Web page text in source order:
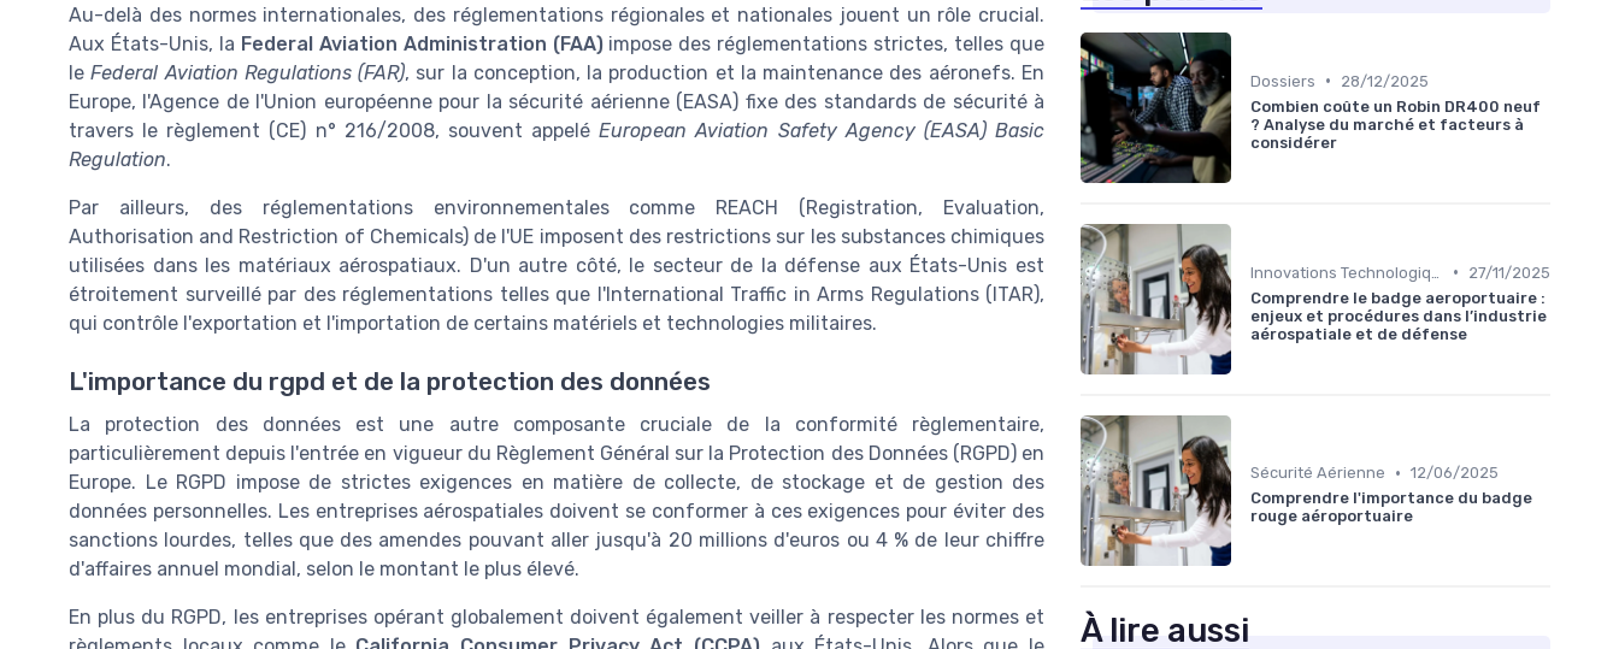
Au-delà des normes internationales, des réglementations régionales et nationales jouent un rôle crucial.
Aux États-Unis, la Federal Aviation Administration (FAA)impose des réglementations strictes, telles que
leFederal Aviation Regulations (FAR), sur la conception, la production et la maintenance des aéronefs. En
Europe, l'Agence de l'Union européenne pour la sécurité aérienne (EASA) fixe des standards de sécurité à
travers le règlement (CE) n° 216/2008, souvent appeléEuropean Aviation Safety Agency (EASA) Basic
Regulation.
Par ailleurs, des réglementations environnementales comme REACH (Registration, Evaluation,
Authorisation and Restriction of Chemicals) de l'UE imposent des restrictions sur les substances chimiques
utilisées dans les matériaux aérospatiaux. D'un autre côté, le secteur de la défense aux États-Unis est
étroitement surveillé par des réglementations telles que l'International Traffic in Arms Regulations (ITAR),
qui contrôle l'exportation et l'importation de certains matériels et technologies militaires.
L'importance du rgpd et de la protection des données
La protection des données est une autre composante cruciale de la conformité règlementaire,
particulièrement depuis l'entrée en vigueur du Règlement Général sur la Protection des Données (RGPD) en
Europe. Le RGPD impose de strictes exigences en matière de collecte, de stockage et de gestion des
données personnelles. Les entreprises aérospatiales doivent se conformer à ces exigences pour éviter des
sanctions lourdes, telles que des amendes pouvant aller jusqu'à 20 millions d'euros ou 4 % de leur chiffre
d'affaires annuel mondial, selon le montant le plus élevé.
En plus du RGPD, les entreprises opérant globalement doivent également veiller à respecter les normes et
Dossiers •
28/12/2025
Combien coûte un Robin DR400 neuf
? Analyse du marché et facteurs à
considérer
•
27/11/2025
Comprendre le badge aeroportuaire :
enjeux et procédures dans l’industrie
aérospatiale et de défense
Sécurité Aérienne • 12/06/2025
Comprendre l'importance du badge
rouge aéroportuaire
À lire aussi